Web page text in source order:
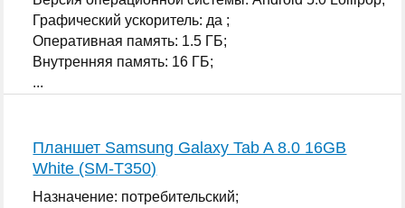
Графический ускоритель: да ;
Оперативная память: 1.5 ГБ;
Внутренняя память: 16 ГБ;
...
Планшет Samsung Galaxy Tab A 8.0 16GB
White (SM-T350)
Назначение: потребительский;